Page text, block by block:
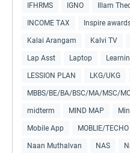
IFHRMS IGNO Illam
INCOME TAX Inspire
Kalai Arangam Kalvi TV
Lap Asst Laptop
LESSION PLAN LKG/UKG
MBBS/BE/BA/BSC/MA/MSC/
midterm MIND MAP
Mobile App MOBLIE/TECHO
Naan Muthalvan NAS